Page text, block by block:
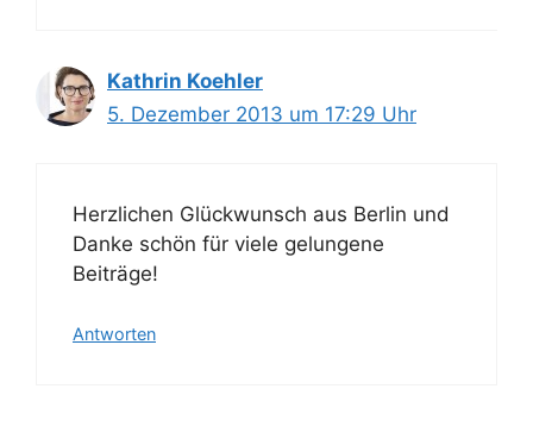
Kathrin Koehler
5. Dezember 2013 um 17:29 Uhr
Herzlichen Glückwunsch aus Berlin und
Danke schön für viele gelungene
Beiträge!
Antworten